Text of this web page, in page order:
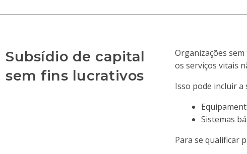
Subsídio de capital
sem fins lucrativos
Organizações
os serviços vitais
Isso pode incluir
Sistemas
Para se qualificar